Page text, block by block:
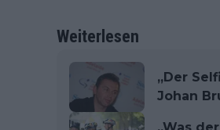
Weiterlesen
„Der
Johan
„Was